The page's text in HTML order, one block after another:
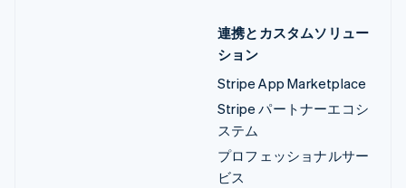
連携とカスタムソリュー
ション
Stripe App Marketplace
Stripe パートナーエコシ
ステム
プロフェッショナルサー
ビス